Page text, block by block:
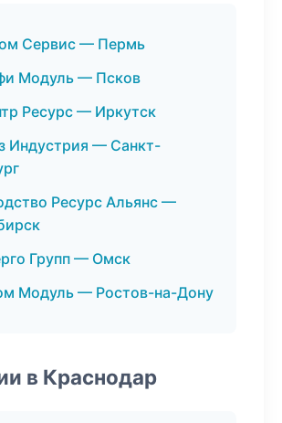
Сервис — Пермь
Модуль — Псков
Ресурс — Иркутск
Индустрия — Санкт-
Ресурс Альянс —
Групп — Омск
Модуль — Ростов-на-Дону
в Краснодар